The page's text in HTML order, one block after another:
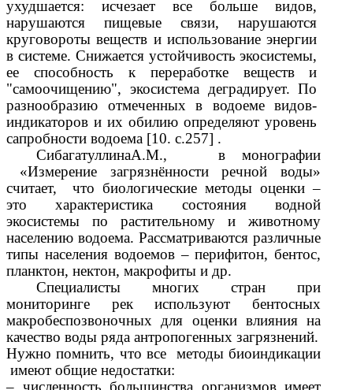
ухудшается: исчезает все больше видов,
нарушаются пищевые связи, нарушаются
круговороты веществ и использование энергии
в системе. Снижается устойчивость экосистемы,
ее способность к переработке веществ и
"самоочищению", экосистема деградирует. По
разнообразию отмеченных в водоеме видов-
индикаторов и их обилию определяют уровень
сапробности водоема [10. с.257] .
СибагатуллинаА.М., в монографии
«Измерение загрязнённости речной воды»
считает, что биологические методы оценки –
это характеристика состояния водной
экосистемы по растительному и животному
населению водоема. Рассматриваются различные
типы населения водоемов – перифитон, бентос,
планктон, нектон, макрофиты и др.
Специалисты многих стран при
мониторинге рек используют бентосных
макробеспозвоночных для оценки влияния на
качество воды ряда антропогенных загрязнений.
Нужно помнить, что все методы биоиндикации
имеют общие недостатки:
– численность большинства организмов имеет